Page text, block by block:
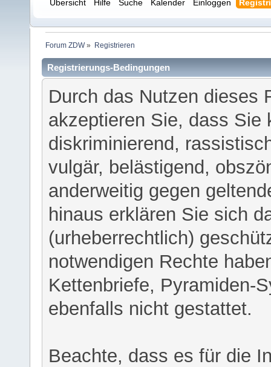
Übersicht Hilfe Suche Kalender Einloggen
Forum ZDW» Registrieren
Registrierungs-Bedingungen
Durch das Nutzen dieses
akzeptieren Sie, dass Sie
diskriminierend,
vulgär, belästigend,
anderweitig gegen
hinaus erklären Sie sich
(urheberrechtlich)
notwendigen Rechte
Kettenbriefe, Pyramiden-
ebenfalls nicht gestattet.
Beachte, dass es für die